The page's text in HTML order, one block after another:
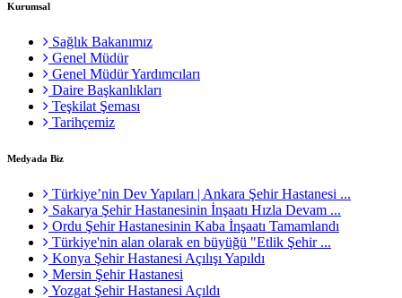
Kurumsal
Sağlık Bakanımız
Genel Müdür
Genel Müdür Yardımcıları
Daire Başkanlıkları
Teşkilat Şeması
Tarihçemiz
Medyada Biz
Türkiye’nin Dev Yapıları | Ankara Şehir Hastanesi ...
Sakarya Şehir Hastanesinin İnşaatı Hızla Devam ...
Ordu Şehir Hastanesinin Kaba İnşaatı Tamamlandı
Türkiye'nin alan olarak en büyüğü "Etlik Şehir ...
Konya Şehir Hastanesi Açılışı Yapıldı
Mersin Şehir Hastanesi
Yozgat Şehir Hastanesi Açıldı